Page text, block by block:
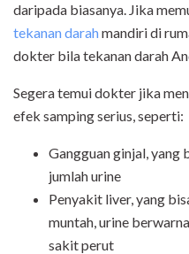
daripada biasanya. Jika
tekanan darahmandiri di
dokter bila tekanan darah
Segera temui dokter jika
efek samping serius, seperti:
Gangguan ginjal, yang
jumlah urine
Penyakit liver, yang
muntah, urine
sakit perut